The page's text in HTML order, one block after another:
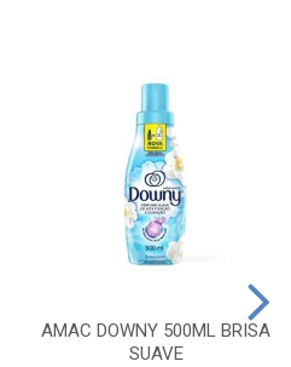
AMAC DOWNY 500ML BRISA
SUAVE